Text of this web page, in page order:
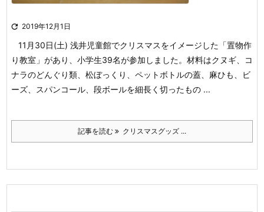
 2019年12月1日
11月30日(土) 浅井児童館でクリスマスをイメージした「置物作
り教室」があり、小学生39名が参加しました。材料はクヌギ、コ
ナラのどんぐり類、松ぼっくり、ペットボトルの蓋、麻ひも、ビ
ーズ、スパンコール、段ボールを細長く切ったもの ...
記事を読む クリスマスグッズ ...